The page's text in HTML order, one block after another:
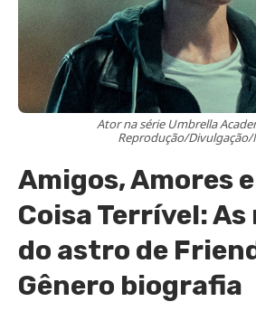
Ator na série Umbrella
Reprodução/
Amigos, Amores
Coisa Terrível:
do astro de
Gênero biografia